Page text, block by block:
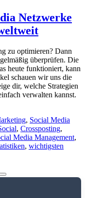
Netzwerke
zu optimieren? Dann
überprüfen. Die
heute funktioniert, kann
schauen wir uns die
dir, welche Strategien
verwalten kannst.
, Social Media
, Crossposting,
Media Management,
, wichtigsten